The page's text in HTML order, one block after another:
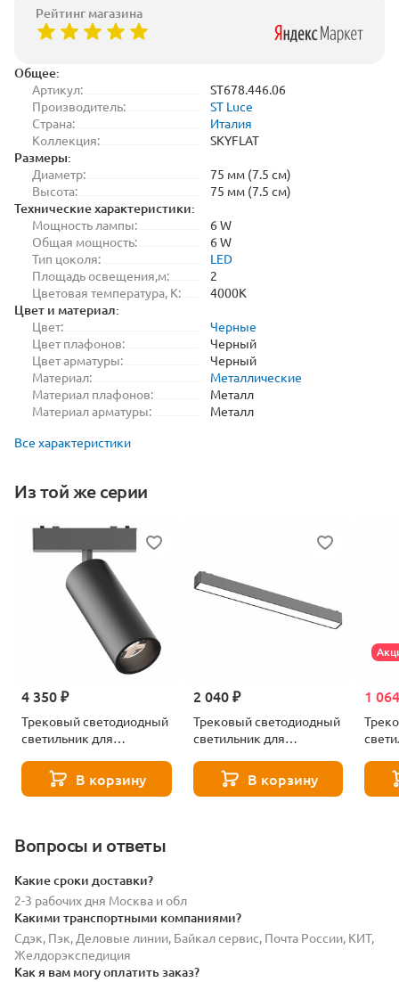
Общее:
Артикул:
ST678.446.06
Производитель:
ST Luce
Страна:
Италия
Коллекция:
SKYFLAT
Размеры:
Диаметр:
75 мм (7.5 см)
Высота:
75 мм (7.5 см)
Технические характеристики:
Мощность лампы:
6 W
Общая мощность:
6 W
Тип цоколя:
LED
Площадь освещения,м:
2
Цветовая температура, K:
4000K
Цвет и материал:
Цвет:
Черные
Цвет плафонов:
Черный
Цвет арматуры:
Черный
Материал:
Металлические
Материал плафонов:
Металл
Материал арматуры:
Металл
Все характеристики
Из той же серии
4 350 ₽
Трековый светодиодный
светильник для
шинопровода ST Luce
SKYFLAT ST677.436.18
В корзину
2 040 ₽
Трековый светодиодный
светильник для
шинопровода ST Luce
SKYFLAT ST674.436.15
В корзину
1
Вопросы и ответы
Какие сроки доставки?
2-3 рабочих дня Москва и обл
Какими транспортными компаниями?
Сдэк, Пэк, Деловые линии, Байкал сервис, Почта России, КИТ,
Желдорэкспедиция
Как я вам могу оплатить заказ?
Рейтинг магазина